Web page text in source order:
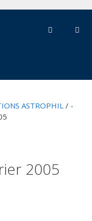
ASTROPHIL / -
2005